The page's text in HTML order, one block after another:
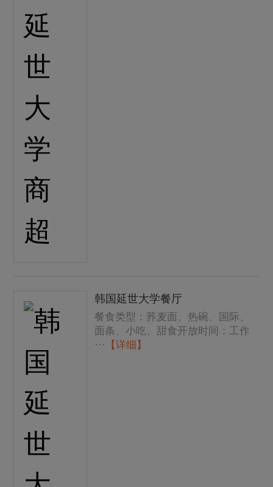
韩国延世大学餐厅
餐食类型：荞麦面、热碗、国际、
面条、小吃、甜食开放时间：工作
···
【详细】